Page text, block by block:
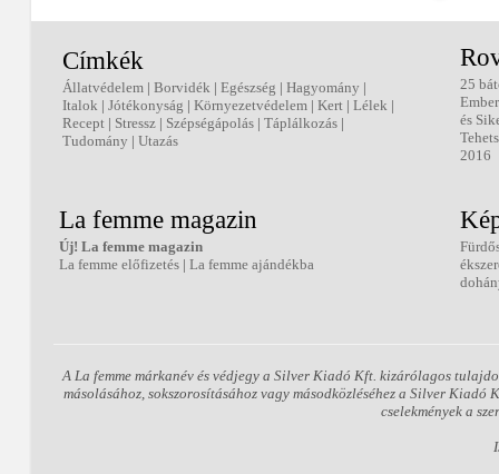
Címkék
Állatvédelem | Borvidék | Egészség | Hagyomány |
Italok | Jótékonyság | Környezetvédelem | Kert | Lélek |
Recept | Stressz | Szépségápolás | Táplálkozás |
Tudomány | Utazás
25
és
2016
La femme magazin
Új! La femme magazin
La femme előfizetés | La femme ajándékba
A La femme márkanév és védjegy a Silver Kiadó Kft. kizárólagos
másolásához, sokszorosításához vagy másodközléséhez a Silver
cselekmények a